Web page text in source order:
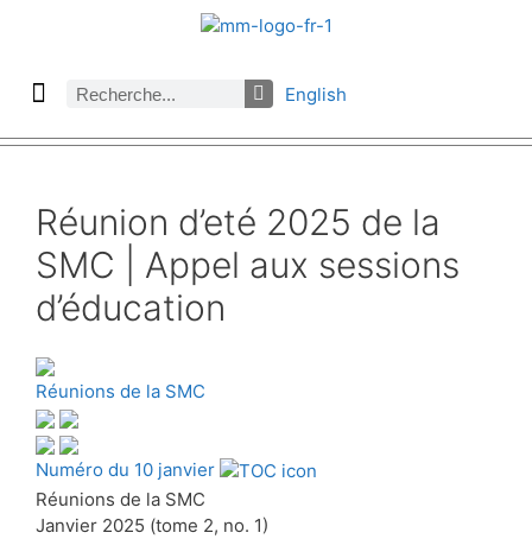
English
Réunion d’eté 2025 de la
SMC | Appel aux sessions
d’éducation
Réunions de la SMC
Numéro du 10 janvier
Réunions de la SMC
Janvier 2025 (tome 2, no. 1)